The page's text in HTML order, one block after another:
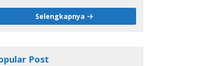
Sore Ini
Selengkapnya
Post